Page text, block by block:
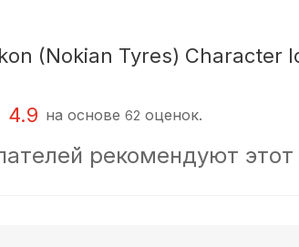
(Nokian Tyres) Character
4.9 на основе62 оценок.
рекомендуют этот